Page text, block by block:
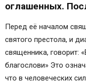
оглашенных.
Перед её началом
святого престола, и
священника, говорит:
благослови» Это
что в человеческих